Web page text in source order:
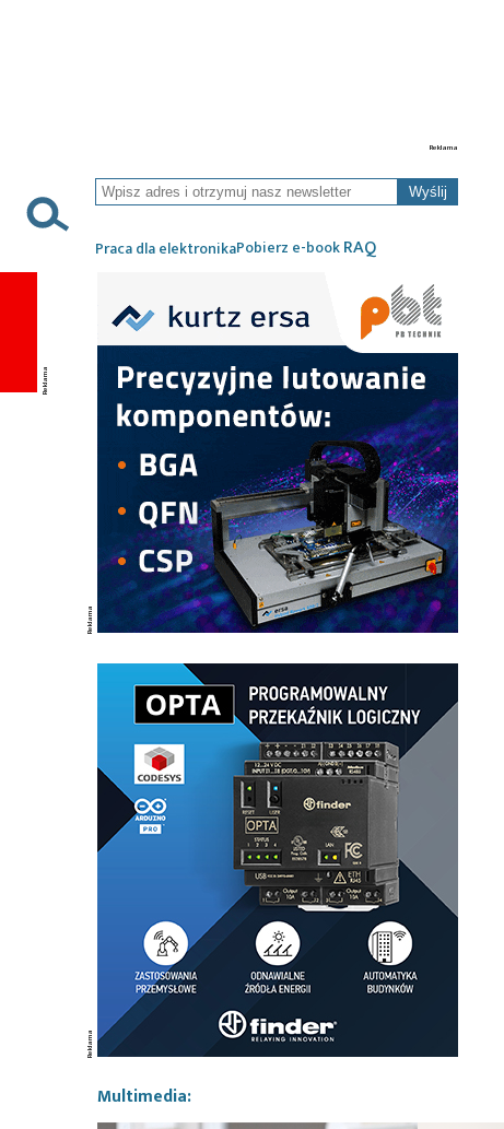
Wyślij
Praca dla elektronikaPobierz e-bookRAQ
Multimedia: